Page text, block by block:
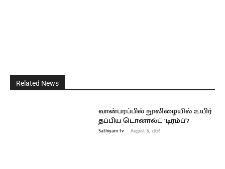
Related News
வான்பரப்பில் நூலிழையில் உயிர்
தப்பிய டொனால்ட் ‘டிரம்ப்’?
Sathiyam tv - August 6, 2026